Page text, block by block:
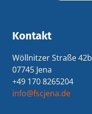
Kontakt
Wöllnitzer Straße 42b
07745 Jena
+49 170 8265204
info@fscjena.de